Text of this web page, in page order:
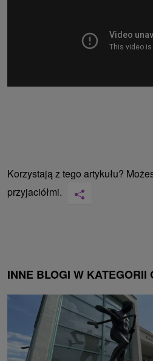
Korzystają z tego artykułu?
przyjaciółmi.
INNE BLOGI W KATEGORII